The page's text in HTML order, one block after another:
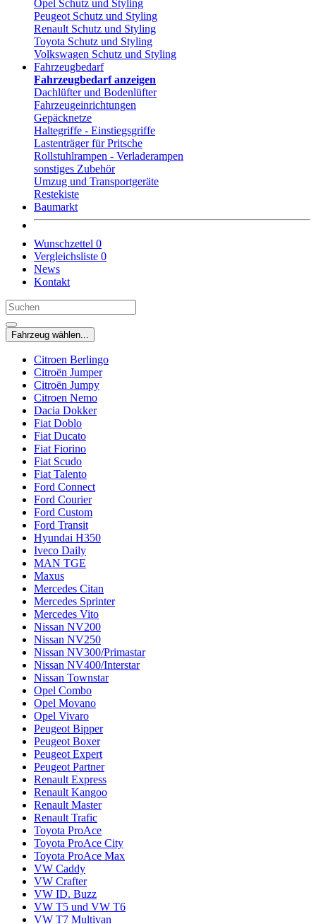
Opel Schutz und Styling
Peugeot Schutz und Styling
Renault Schutz und Styling
Toyota Schutz und Styling
Volkswagen Schutz und Styling
Fahrzeugbedarf
Fahrzeugbedarf anzeigen
Dachlüfter und Bodenlüfter
Fahrzeugeinrichtungen
Gepäcknetze
Haltegriffe - Einstiegsgriffe
Lastenträger für Pritsche
Rollstuhlrampen - Verladerampen
sonstiges Zubehör
Umzug und Transportgeräte
Restekiste
Baumarkt
Wunschzettel 0
Vergleichsliste 0
News
Kontakt
Fahrzeug wählen...
Citroen Berlingo
Citroën Jumper
Citroën Jumpy
Citroen Nemo
Dacia Dokker
Fiat Doblo
Fiat Ducato
Fiat Fiorino
Fiat Scudo
Fiat Talento
Ford Connect
Ford Courier
Ford Custom
Ford Transit
Hyundai H350
Iveco Daily
MAN TGE
Maxus
Mercedes Citan
Mercedes Sprinter
Mercedes Vito
Nissan NV200
Nissan NV250
Nissan NV300/Primastar
Nissan NV400/Interstar
Nissan Townstar
Opel Combo
Opel Movano
Opel Vivaro
Peugeot Bipper
Peugeot Boxer
Peugeot Expert
Peugeot Partner
Renault Express
Renault Kangoo
Renault Master
Renault Trafic
Toyota ProAce
Toyota ProAce City
Toyota ProAce Max
VW Caddy
VW Crafter
VW ID. Buzz
VW T5 und VW T6
VW T7 Multivan